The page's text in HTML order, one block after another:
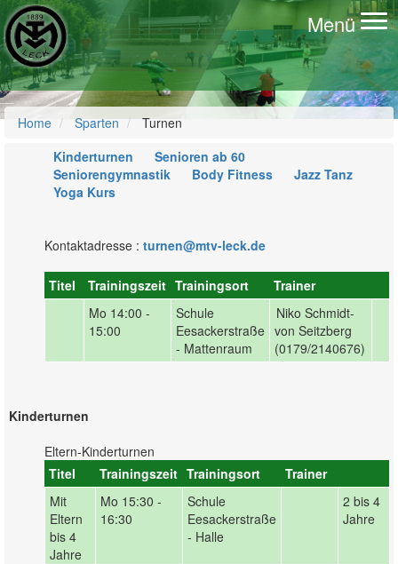
Menü
Home Sparten
Turnen
Kinderturnen
Senioren ab 60
Seniorengymnastik
Body Fitness
Jazz Tanz
Yoga Kurs
Kontaktadresse : turnen@mtv-leck.de
Titel Trainingszeit Trainingsort
Trainer
Mo 14:00 -
15:00
Schule
Eesackerstraße
- Mattenraum
Niko Schmidt-
von Seitzberg
(0179/2140676)
Kinderturnen
Eltern-Kinderturnen
Titel
Trainingszeit Trainingsort
Trainer
Mit
Eltern
bis 4
Jahre
Mo 15:30 -
16:30
Schule
Eesackerstraße
- Halle
2 bis 4
Jahre